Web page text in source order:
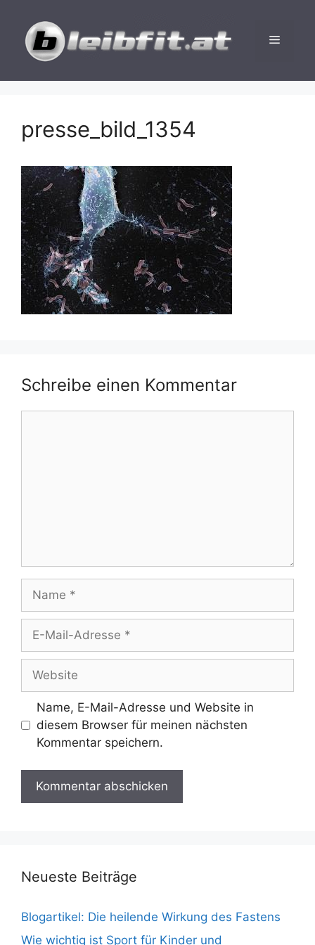
Inhalt
springen
Menü
presse_bild_1354
Schreibe einen Kommentar
Name
Adresse
Website
Name, E-Mail-Adresse und Website in
diesem Browser für meinen nächsten
Kommentar speichern.
Neueste Beiträge
Blogartikel: Die heilende Wirkung des Fastens
Wie wichtig ist Sport für Kinder und